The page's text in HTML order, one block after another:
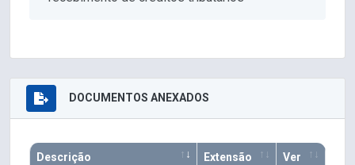
DOCUMENTOS ANEXADOS
Descrição Extensão Ver